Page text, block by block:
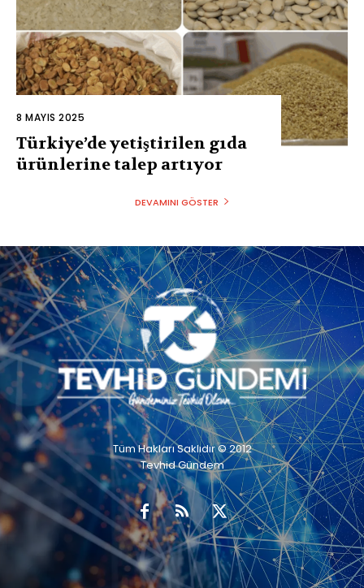
8 MAYIS 2025
Türkiye’de yetiştirilen gıda
ürünlerine talep artıyor
DEVAMINI GÖSTER
Tüm Hakları Saklıdır © 2012
Tevhid Gündem